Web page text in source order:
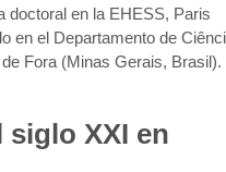
doctoral en la EHESS, Paris
en el Departamento de
Fora (Minas Gerais, Brasil).
XXI en